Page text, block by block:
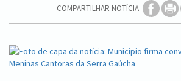
COMPARTILHAR NOTÍCIA